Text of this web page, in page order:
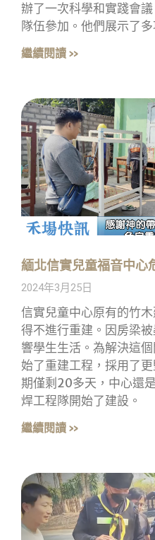
辦了一次科學和實踐會
隊伍參加。他們展示了
繼續閱讀 »
緬北信實兒童福音中心
2024年3月25日
信實兒童中心原有的竹
得不進行重建。因房梁
響學生生活。為解決這
始了重建工程，採用了
期僅剩20多天，中心還
焊工程隊開始了建設。
繼續閱讀 »